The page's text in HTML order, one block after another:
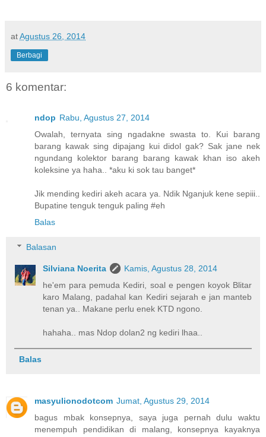
atAgustus 26, 2014
Berbagi
6 komentar:
ndop Rabu, Agustus 27, 2014
Owalah, ternyata sing ngadakne swasta to. Kui barang
barang kawak sing dipajang kui didol gak? Sak jane nek
ngundang kolektor barang barang kawak khan iso akeh
koleksine ya haha.. *aku ki sok tau banget*
Jik mending kediri akeh acara ya. Ndik Nganjuk kene sepiii..
Bupatine tenguk tenguk paling #eh
Balas
Balasan
Silviana Noerita
Kamis, Agustus 28, 2014
he'em para pemuda Kediri, soal e pengen koyok Blitar
karo Malang, padahal kan Kediri sejarah e jan manteb
tenan ya.. Makane perlu enek KTD ngono.
hahaha.. mas Ndop dolan2 ng kediri lhaa..
Balas
masyulionodotcom Jumat, Agustus 29, 2014
bagus mbak konsepnya, saya juga pernah dulu waktu
menempuh pendidikan di malang, konsepnya kayaknya